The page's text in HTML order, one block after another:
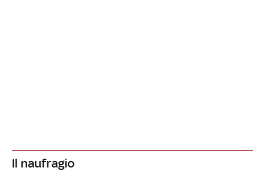
Il naufragio